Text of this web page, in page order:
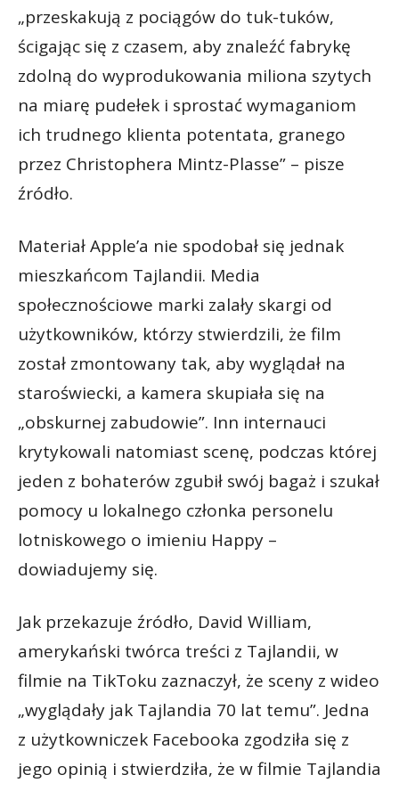
„przeskakują z pociągów do tuk-tuków,
ścigając się z czasem, aby znaleźć fabrykę
zdolną do wyprodukowania miliona szytych
na miarę pudełek i sprostać wymaganiom
ich trudnego klienta potentata, granego
przez Christophera Mintz-Plasse” – pisze
źródło.
Materiał Apple’a nie spodobał się jednak
mieszkańcom Tajlandii. Media
społecznościowe marki zalały skargi od
użytkowników, którzy stwierdzili, że film
został zmontowany tak, aby wyglądał na
staroświecki, a kamera skupiała się na
„obskurnej zabudowie”. Inn internauci
krytykowali natomiast scenę, podczas której
jeden z bohaterów zgubił swój bagaż i szukał
pomocy u lokalnego członka personelu
lotniskowego o imieniu Happy –
dowiadujemy się.
Jak przekazuje źródło, David William,
amerykański twórca treści z Tajlandii, w
filmie na TikToku zaznaczył, że sceny z wideo
„wyglądały jak Tajlandia 70 lat temu”. Jedna
z użytkowniczek Facebooka zgodziła się z
jego opinią i stwierdziła, że w filmie Tajlandia